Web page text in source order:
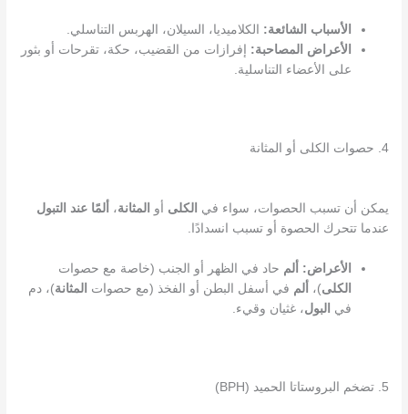
الأسباب الشائعة: الكلاميديا، السيلان، الهربس التناسلي.
الأعراض المصاحبة: إفرازات من القضيب، حكة، تقرحات أو بثور
على الأعضاء التناسلية.
4. حصوات الكلى أو المثانة
يمكن أن تسبب الحصوات، سواء في الكلى أو المثانة، ألمًا عند التبول
عندما تتحرك الحصوة أو تسبب انسدادًا.
الأعراض: ألم حاد في الظهر أو الجنب (خاصة مع حصوات
الكلى)، ألم في أسفل البطن أو الفخذ (مع حصوات المثانة)، دم
في البول، غثيان وقيء.
5. تضخم البروستاتا الحميد (BPH)